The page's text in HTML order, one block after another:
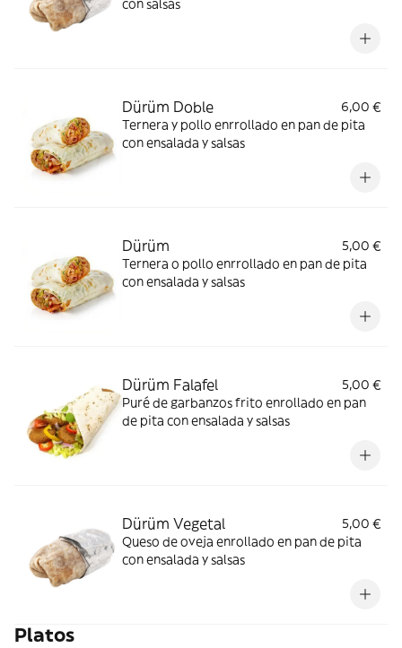
con salsas
Dürüm Doble
6,00 €
Ternera y pollo enrrollado en pan de pita
con ensalada y salsas
Dürüm
5,00 €
Ternera o pollo enrrollado en pan de pita
con ensalada y salsas
Dürüm Falafel
5,00 €
Puré de garbanzos frito enrollado en pan
de pita con ensalada y salsas
Dürüm Vegetal
5,00 €
Queso de oveja enrollado en pan de pita
con ensalada y salsas
Platos